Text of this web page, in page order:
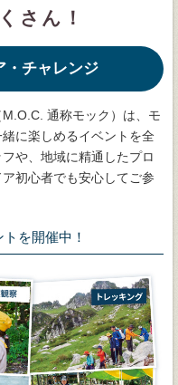
さん！
・チャレンジ
通称モック）は、モ
に楽しめるイベントを全
や、地域に精通したプロ
初心者でも安心してご参
を開催中！